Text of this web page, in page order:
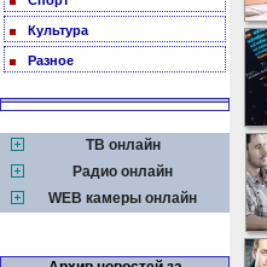
Культура
Разное
ТВ онлайн
Радио онлайн
WEB камеры онлайн